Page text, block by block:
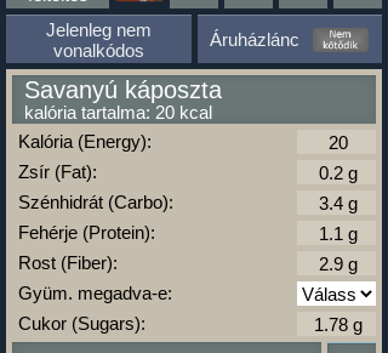
Jelenleg nem
vonalkódos
Áruházlánc
Savanyú káposzta
kalória tartalma: 20 kcal
Kalória (Energy):
Zsír (Fat):
Szénhidrát (Carbo):
Fehérje (Protein):
Rost (Fiber):
Gyüm. megadva-e:
Cukor (Sugars):